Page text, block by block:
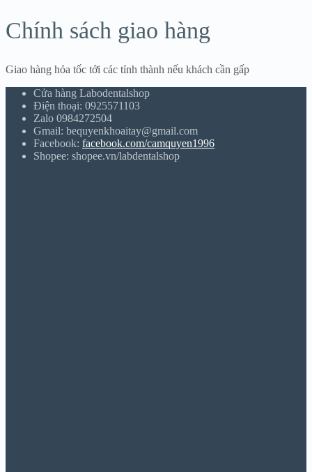
Chính sách giao hàng
Giao hàng hỏa tốc tới các tỉnh thành nếu khách cần gấp
Cửa hàng Labodentalshop
Điện thoại: 0925571103
Zalo 0984272504
Gmail: bequyenkhoaitay@gmail.com
Facebook: facebook.com/camquyen1996
Shopee: shopee.vn/labdentalshop